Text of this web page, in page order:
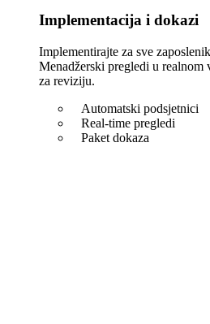
Implementacija i dokazi
Implementirajte za sve
Menadžerski pregledi u realnom
za reviziju.
Automatski podsjetnici
Real-time pregledi
Paket dokaza